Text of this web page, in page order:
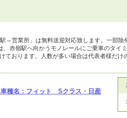
⇔営業所」は無料送迎対応致します。一部除
赤嶺駅へ向かうモノレールにご乗車のタイ
ております。人数が多い場合は代表者様だけ
種名：フィット Sクラス・日産